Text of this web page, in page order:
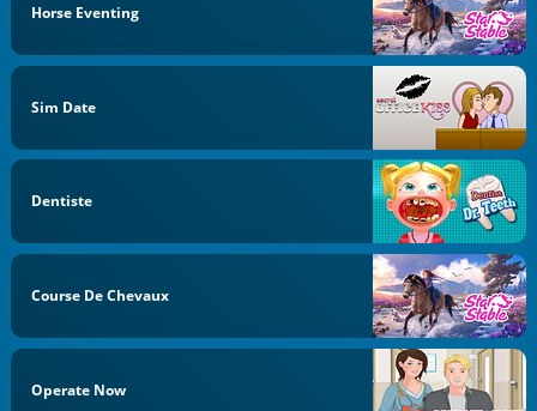
Horse Eventing
Sim Date
Dentiste
Course De Chevaux
Operate Now